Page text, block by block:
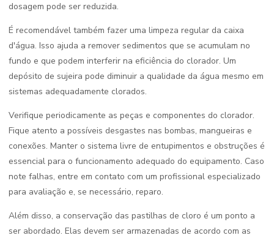
dosagem pode ser reduzida.
É recomendável também fazer uma limpeza regular da caixa
d'água. Isso ajuda a remover sedimentos que se acumulam no
fundo e que podem interferir na eficiência do clorador. Um
depósito de sujeira pode diminuir a qualidade da água mesmo em
sistemas adequadamente clorados.
Verifique periodicamente as peças e componentes do clorador.
Fique atento a possíveis desgastes nas bombas, mangueiras e
conexões. Manter o sistema livre de entupimentos e obstruções é
essencial para o funcionamento adequado do equipamento. Caso
note falhas, entre em contato com um profissional especializado
para avaliação e, se necessário, reparo.
Além disso, a conservação das pastilhas de cloro é um ponto a
ser abordado. Elas devem ser armazenadas de acordo com as